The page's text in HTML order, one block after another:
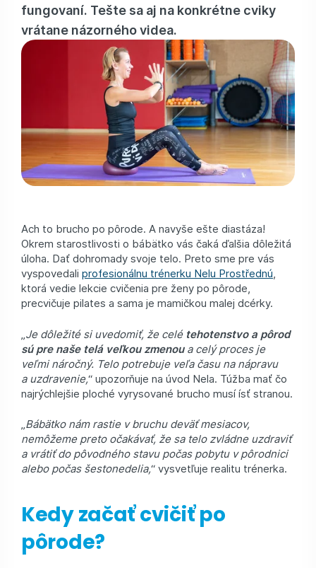
fungovaní. Tešte sa aj na konkrétne cviky
vrátane názorného videa.
Ach to brucho po pôrode. A navyše ešte diastáza!
Okrem starostlivosti o bábätko vás čaká ďalšia dôležitá
úloha. Dať dohromady svoje telo. Preto sme pre vás
vyspovedali profesionálnu trénerku Nelu Prostřednú,
ktorá vedie lekcie cvičenia pre ženy po pôrode,
precvičuje pilates a sama je mamičkou malej dcérky.
Je dôležité si uvedomiť, že celé tehotenstvo a pôrod
sú pre naše telá veľkou zmenoua celý proces je
veľmi náročný. Telo potrebuje veľa času na nápravu
a uzdravenie,“ upozorňuje na úvod Nela. Túžba mať čo
najrýchlejšie ploché vyrysované brucho musí ísť stranou.
„Bábätko nám rastie v bruchu deväť mesiacov,
nemôžeme preto očakávať, že sa telo zvládne uzdraviť
a vrátiť do pôvodného stavu počas pobytu v pôrodnici
alebo počas šestonedelia,“ vysvetľuje realitu trénerka.
Kedy začať cvičiť po
pôrode?